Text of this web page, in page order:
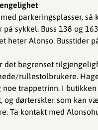
parkeringsplasser, så
sykkel. Buss 138 og
heter Alonso. Busstider
det begrenset
rullestolbrukere.
noe trappetrinn. I
og dørterskler som kan
Ta kontakt med